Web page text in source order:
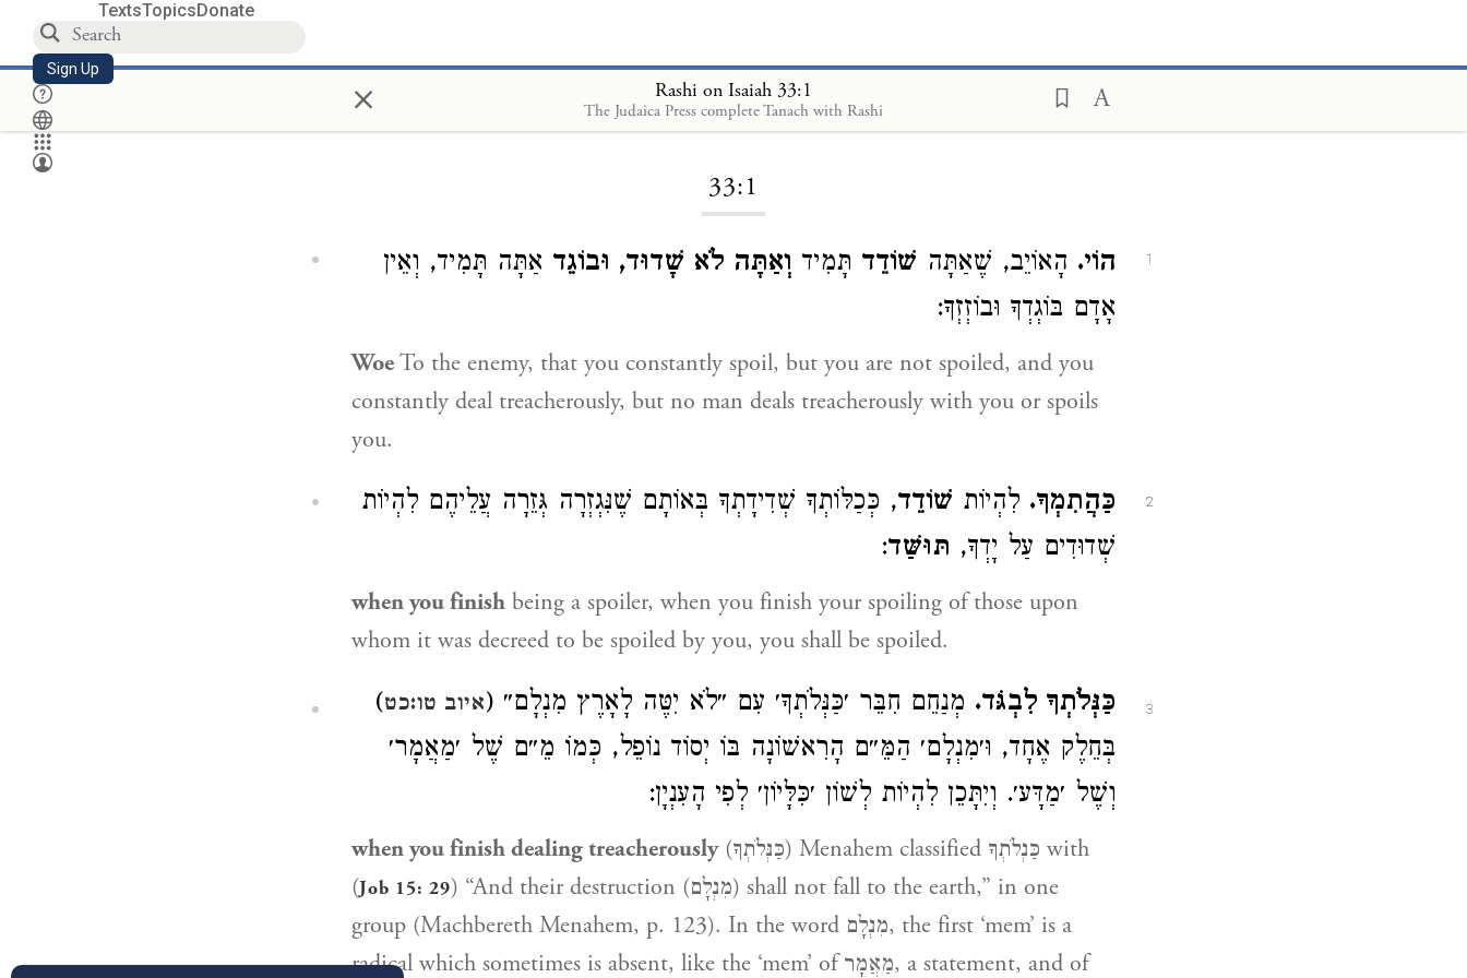
TextsTopicsDonate
Sign Up × Rashi on Isaiah 33:1
The Judaica Press complete Tanach with Rashi
Loading...
33:1
1 הוֹי. הָאוֹיֵב, שֶׁאַתָּה שׁוֹדֵד תָּמִיד וְאַתָּה לֹא שָׁדוּד, וּבוֹגֵד אַתָּה תָּמִיד, וְאֵין
אָדָם בּוֹגְדְךָ וּבוֹזְזְךָ:
WoeTo the enemy, that you constantly spoil, but you are not spoiled, and you
constantly deal treacherously, but no man deals treacherously with you or spoils
you.
2 כַּהֲתִמְךָ. לִהְיוֹת שׁוֹדֵד, כְּכַלּוֹתְךָ שְׁדִידָתְךָ בְּאוֹתָם שֶׁנִּגְזְרָה גְּזֵרָה עֲלֵיהֶם לִהְיוֹת
שְׁדוּדִים עַל יָדְךָ, תּוּשַּׁד:
when you finish being a spoiler, when you finish your spoiling of those upon
whom it was decreed to be spoiled by you, you shall be spoiled.
3 כַּנְּלֹתְךָ לִבְגֹּד. מְנַחֵם חִבֵּר ׳כַּנְּלֹתְךָ׳ עִם ״לֹא יִטֶּה לָאָרֶץ מִנְלָם״ (איוב טו:כט)
בְּחֵלֶק אֶחָד, וּ׳מִנְלָם׳ הַמֵּ״ם הָרִאשׁוֹנָה בּוֹ יְסוֹד נוֹפֵל, כְּמוֹ מֵ״ם שֶׁל ׳מַאֲמָר׳
וְשֶׁל ׳מַדָּע׳. וְיִתָּכֵן לִהְיוֹת לְשׁוֹן ׳כִּלָּיוֹן׳ לְפִי הָעִנְיָן:
when you finish dealing treacherously(כַּנְּלֹתְךָ) Menahem classified כַּנְלֹתְךָ with
(Job 15: 29) “And their destruction (מִנְלָם) shall not fall to the earth,” in one
group (Machbereth Menahem, p. 123). In the word מִנְלָם, the first ‘mem’ is a
radical which sometimes is absent, like the ‘mem’ of מַאֲמָר, a statement, and of